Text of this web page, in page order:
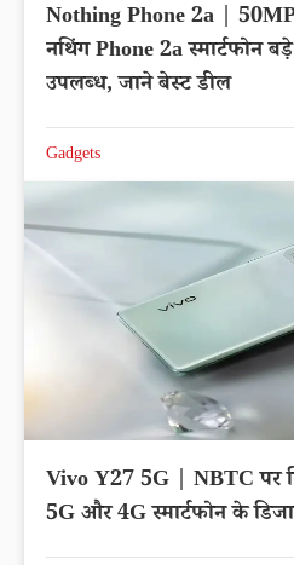
Nothing Phone 2a |
नथिंग Phone 2a स्मार्टफोन
उपलब्ध, जाने बेस्ट डील
Gadgets
Vivo Y27 5G | NBTC पर
5G और 4G स्मार्टफोन के